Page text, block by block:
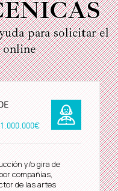
para solicitar el
online
1.000.000€
y/o gira de
compañías,
de las artes